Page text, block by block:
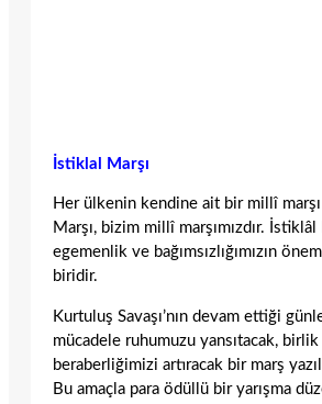
İstiklal Marşı
Her ülkenin kendine ait bir millî marşı
Marşı, bizim millî marşımızdır.
egemenlik ve bağımsızlığımızın
biridir.
Kurtuluş Savaşı’nın devam ettiği
mücadele ruhumuzu yansıtacak,
beraberliğimizi artıracak bir marş
Bu amaçla para ödüllü bir yarışma